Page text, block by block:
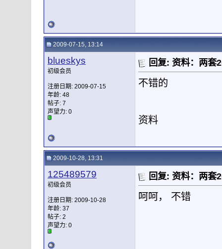
2009-07-15, 13:14
blueskys
初级会员
注册日期: 2009-07-15
年龄: 48
帖子: 7
声望力: 0
回复: 资料：两套
不错的
资料
2009-10-28, 13:31
125489579
初级会员
注册日期: 2009-10-28
年龄: 37
帖子: 2
声望力: 0
回复: 资料：两套
呵呵， 不错